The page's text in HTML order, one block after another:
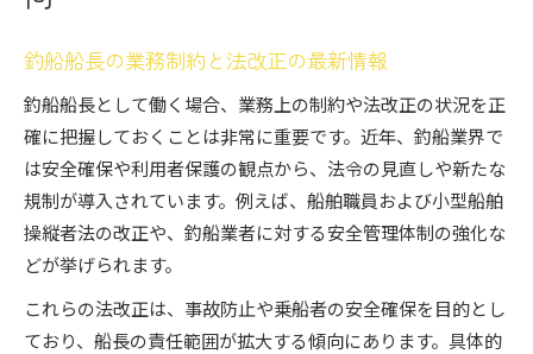
釣船船長の業務制約と法改正の最新情報
釣船船長として働く場合、業務上の制約や法改正の状況を正
確に把握しておくことは非常に重要です。近年、釣船業界で
は安全確保や利用者保護の観点から、法令の見直しや新たな
規制が導入されています。例えば、船舶職員および小型船舶
操縦者法の改正や、釣船業者に対する安全管理体制の強化な
どが挙げられます。
これらの法改正は、事故防止や乗船者の安全確保を目的とし
ており、船長の責任範囲が拡大する傾向にあります。具体的